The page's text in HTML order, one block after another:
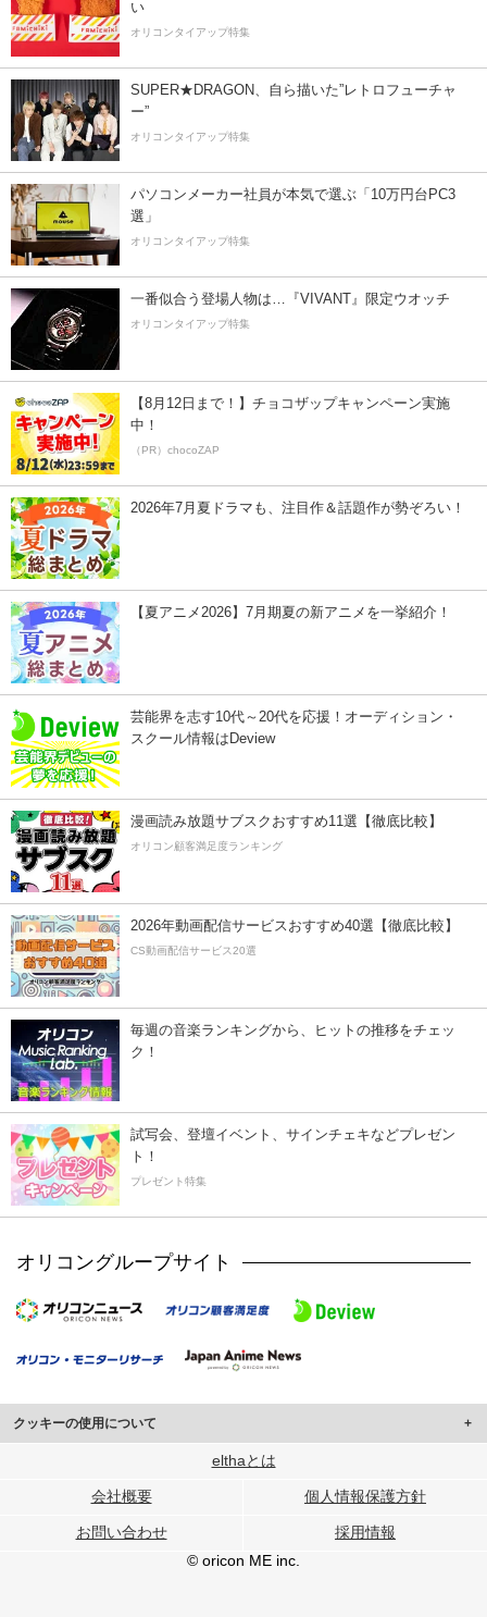
い
オリコンタイアップ特集
SUPER★DRAGON、自ら描いた”レトロフューチャ
ー”
オリコンタイアップ特集
パソコンメーカー社員が本気で選ぶ「10万円台PC3
選」
オリコンタイアップ特集
一番似合う登場人物は…『VIVANT』限定ウオッチ
オリコンタイアップ特集
【8月12日まで！】チョコザップキャンペーン実施
中！
（PR）chocoZAP
2026年7月夏ドラマも、注目作＆話題作が勢ぞろい！
【夏アニメ2026】7月期夏の新アニメを一挙紹介！
芸能界を志す10代～20代を応援！オーディション・
スクール情報はDeview
漫画読み放題サブスクおすすめ11選【徹底比較】
オリコン顧客満足度ランキング
2026年動画配信サービスおすすめ40選【徹底比較】
CS動画配信サービス20選
毎週の音楽ランキングから、ヒットの推移をチェッ
ク！
試写会、登壇イベント、サインチェキなどプレゼン
ト！
プレゼント特集
オリコングループサイト
クッキーの使用について
このサイトでは Cookie を使用して、ユーザーに合わせたコンテンツや広告の
行っています。
メディアや広告配信、データ解析の各パートナーに提供しています。
ユーザーが各パートナーのサービスを使用したときに収集した他の情報を組み
elthaとは
会社概要 個人情報保護方針
お問い合わせ
採用情報
© oricon ME inc.